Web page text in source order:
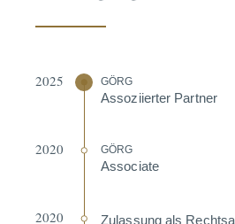
2025 GÖRG
Assozi­ierter Partner
2020 GÖRG
Associate
2020 Zulassung als